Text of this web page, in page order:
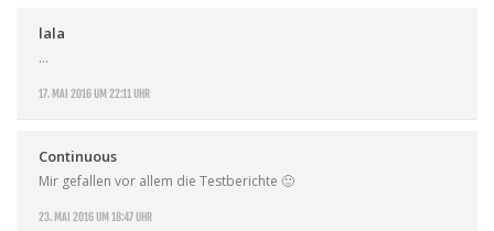
lala
17. MAI 2016 UM 22:11 UHR
…
Continuous
23. MAI 2016 UM 18:47 UHR
Mir gefallen vor allem die Testberichte 🙂